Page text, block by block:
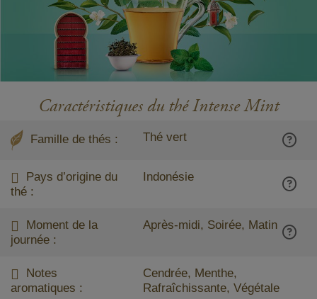
Caractéristiques du thé Intense Mint
Famille de thés : Thé vert
Pays d’origine du
thé :
Indonésie
Moment de la
journée :
Après-midi, Soirée, Matin
Notes
aromatiques :
Cendrée, Menthe,
Rafraîchissante, Végétale